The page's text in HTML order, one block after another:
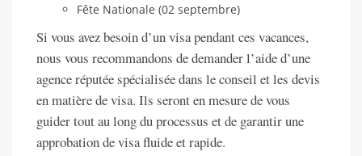
Fête Nationale (02 septembre)
Si vous avez besoin d’un visa pendant ces vacances,
nous vous recommandons de demander l’aide d’une
agence réputée spécialisée dans le conseil et les devis
en matière de visa. Ils seront en mesure de vous
guider tout au long du processus et de garantir une
approbation de visa fluide et rapide.